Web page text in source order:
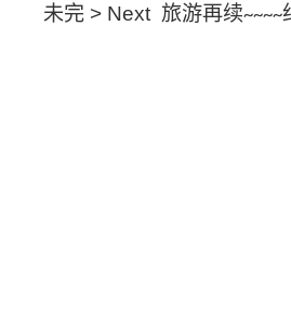
未完 > Next 旅游再续~~~~